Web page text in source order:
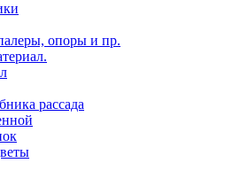
опоры и пр.
рассада